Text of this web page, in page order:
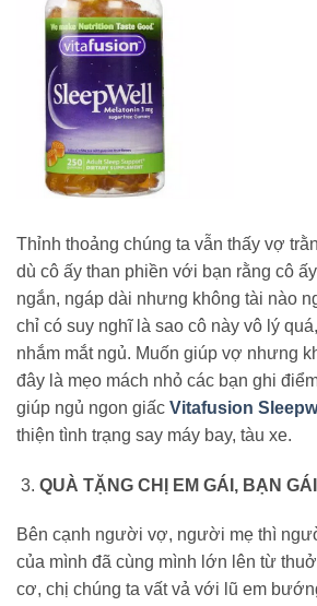
Thỉnh thoảng chúng ta vẫn thấy vợ
dù cô ấy than phiền với bạn rằng cô
ngắn, ngáp dài nhưng không tài nào
chỉ có suy nghĩ là sao cô này vô lý
nhắm mắt ngủ. Muốn giúp vợ nhưng
đây là mẹo mách nhỏ các bạn ghi
giúp ngủ ngon giấc Vitafusion
thiện tình trạng say máy bay, tàu xe.
QUÀ TẶNG CHỊ EM GÁI, BẠN GÁI
Bên cạnh người vợ, người mẹ thì
của mình đã cùng mình lớn lên từ
cơ, chị chúng ta vất vả với lũ em